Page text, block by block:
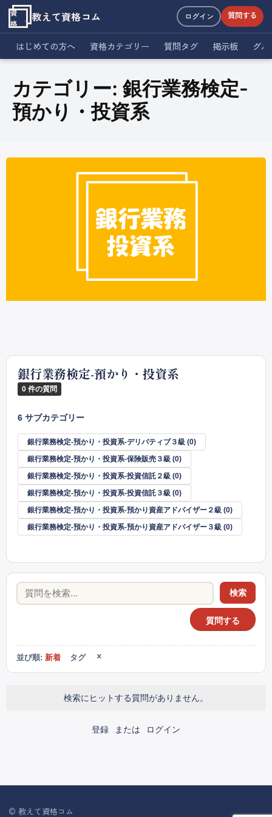
資
格
教えて資格コム ログイン 質問する
はじめての方へ 資格カテゴリー 質問タグ 掲示板 グ
カテゴリー: 銀行業務検定-
預かり・投資系
銀行業務検定-預かり・投資系
0 件の質問
6 サブカテゴリー
銀行業務検定-預かり・投資系-デリバティブ３級 (0)
銀行業務検定-預かり・投資系-保険販売３級 (0)
銀行業務検定-預かり・投資系-投資信託２級 (0)
銀行業務検定-預かり・投資系-投資信託３級 (0)
銀行業務検定-預かり・投資系-預かり資産アドバイザー２級 (0)
銀行業務検定-預かり・投資系-預かり資産アドバイザー３級 (0)
質問する
検索
並び順: 新着 タグ
検索にヒットする質問がありません。
登録 または ログイン
© 教えて資格コム